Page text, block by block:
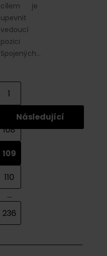
cílem je
upevnit
vedoucí
pozici
Spojených…
1
108
109
110
...
236
Následující